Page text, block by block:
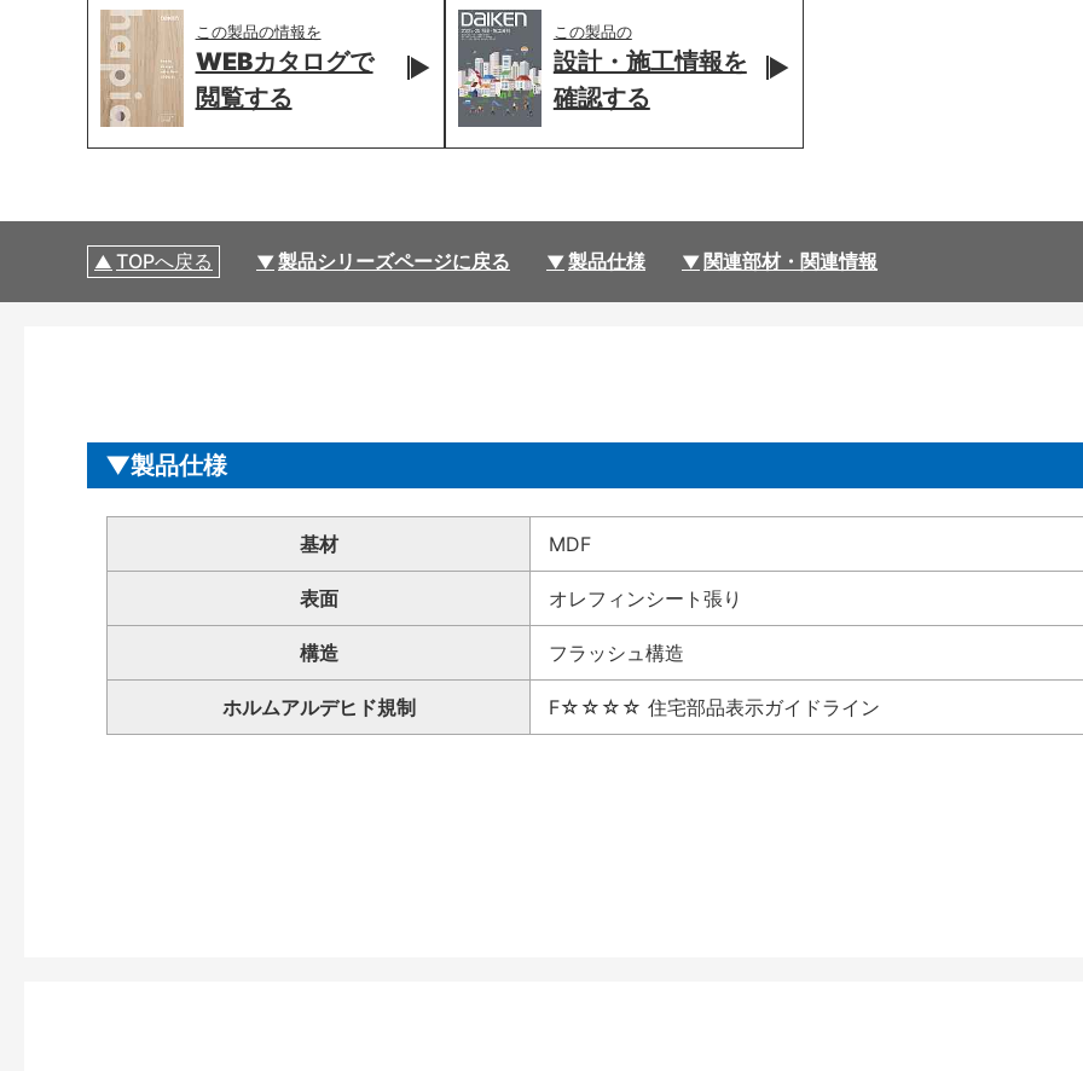
この製品の情報を
WEBカタログで
閲覧する
この製品の
設計・施工情報を
確認する
TOPへ戻る 製品シリーズページに戻る 製品仕様 関連部材・関連情報
製品仕様
基材 MDF
表面 オレフィンシート張り
構造 フラッシュ構造
ホルムアルデヒド規制 F☆☆☆☆ 住宅部品表示ガイドライン